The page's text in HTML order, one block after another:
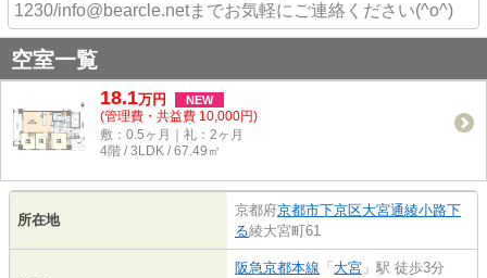
1230/info@bearcle.netまでお気軽にご連絡ください(^o^)
空室一覧
18.1万円 NEW
(管理費・共益費 10,000円)
敷：0.5ヶ月｜礼：2ヶ月
4階 / 3LDK / 67.49㎡
所在地
京都府京都市下京区大宮通綾小路下
る綾大宮町61
阪急京都本線 「 大宮 」駅 徒歩3分